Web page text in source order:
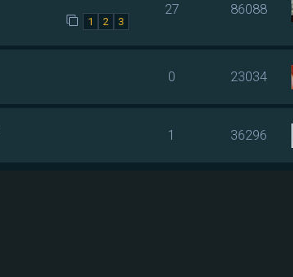
1 2 3
27 86088
0 23034
1 36296